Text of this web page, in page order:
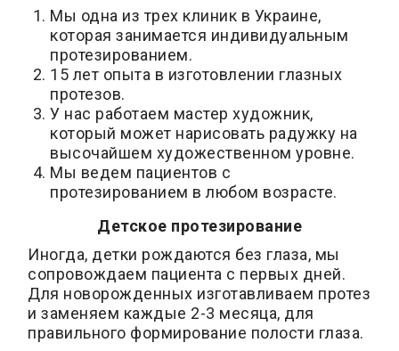
Мы одна из трех клиник в Украине,
которая занимается индивидуальным
протезированием.
15 лет опыта в изготовлении глазных
протезов.
У нас работаем мастер художник,
который может нарисовать радужку на
высочайшем художественном уровне.
Мы ведем пациентов с
протезированием в любом возрасте.
Детское протезирование
Иногда, детки рождаются без глаза, мы
сопровождаем пациента с первых дней.
Для новорожденных изготавливаем протез
и заменяем каждые 2-3 месяца, для
правильного формирование полости глаза.